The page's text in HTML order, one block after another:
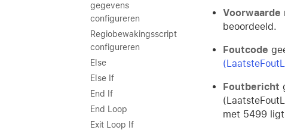
gegevens
configureren
Regiobewakingsscript
configureren
Else
Else If
End If
End Loop
Exit Loop If
Voorwaarde
beoordeeld.
Foutcode
Foutbericht
met 5499